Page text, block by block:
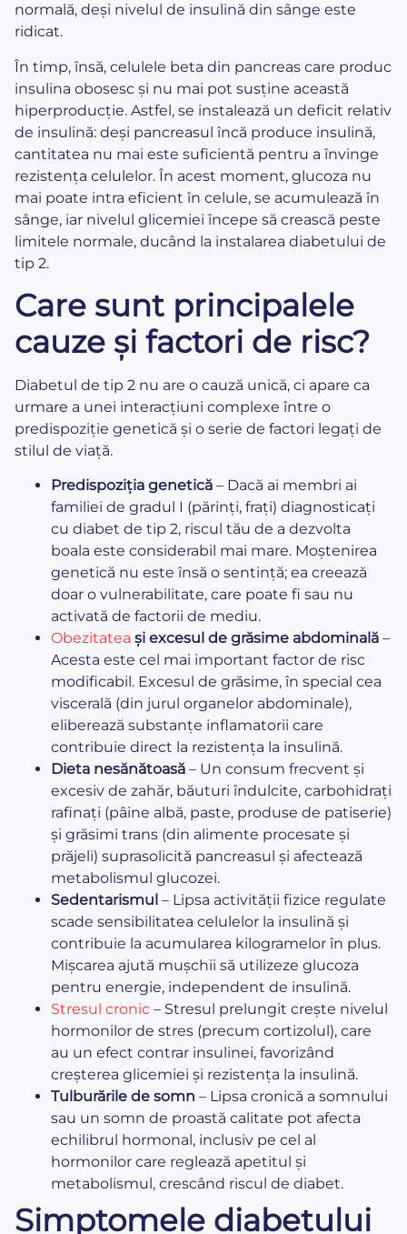
normală, deși nivelul de insulină din sânge este
ridicat.
În timp, însă, celulele beta din pancreas care produc
insulina obosesc și nu mai pot susține această
hiperproducție. Astfel, se instalează un deficit relativ
de insulină: deși pancreasul încă produce insulină,
cantitatea nu mai este suficientă pentru a învinge
rezistența celulelor. În acest moment, glucoza nu
mai poate intra eficient în celule, se acumulează în
sânge, iar nivelul glicemiei începe să crească peste
limitele normale, ducând la instalarea diabetului de
tip 2.
Care sunt principalele
cauze și factori de risc?
Diabetul de tip 2 nu are o cauză unică, ci apare ca
urmare a unei interacțiuni complexe între o
predispoziție genetică și o serie de factori legați de
stilul de viață.
Predispoziția genetică – Dacă ai membri ai
familiei de gradul I (părinți, frați) diagnosticați
cu diabet de tip 2, riscul tău de a dezvolta
boala este considerabil mai mare. Moștenirea
genetică nu este însă o sentință; ea creează
doar o vulnerabilitate, care poate fi sau nu
activată de factorii de mediu.
Obezitatea și excesul de grăsime abdominală –
Acesta este cel mai important factor de risc
modificabil. Excesul de grăsime, în special cea
viscerală (din jurul organelor abdominale),
eliberează substanțe inflamatorii care
contribuie direct la rezistența la insulină.
Dieta nesănătoasă – Un consum frecvent și
excesiv de zahăr, băuturi îndulcite, carbohidrați
rafinați (pâine albă, paste, produse de patiserie)
și grăsimi trans (din alimente procesate și
prăjeli) suprasolicită pancreasul și afectează
metabolismul glucozei.
Sedentarismul – Lipsa activității fizice regulate
scade sensibilitatea celulelor la insulină și
contribuie la acumularea kilogramelor în plus.
Mișcarea ajută mușchii să utilizeze glucoza
pentru energie, independent de insulină.
Stresul cronic – Stresul prelungit crește nivelul
hormonilor de stres (precum cortizolul), care
au un efect contrar insulinei, favorizând
creșterea glicemiei și rezistența la insulină.
Tulburările de somn – Lipsa cronică a somnului
sau un somn de proastă calitate pot afecta
echilibrul hormonal, inclusiv pe cel al
hormonilor care reglează apetitul și
metabolismul, crescând riscul de diabet.
Simptomele diabetului